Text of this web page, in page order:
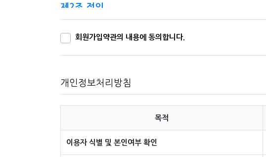
제2조 정의
여 재화 등을 거래할 수 있도록 설정한 가상의 영업장을 말
"몰"은 이 약관의 내용과 상호 및 대표자 성명, 영업소 소재
번호·모사전송번호·전자우편주소, 사업자등록번호, 통신
록 사이버몰의 초기 서비스화면(전면)에 게시합니다. 다만,
습니다.
회원가입약관의 내용에 동의합니다.
개인정보처리방침
목적
이용자 식별 및 본인여부 확인